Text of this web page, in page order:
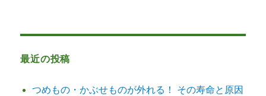
最近の投稿
つめもの・かぶせものが外れる！ その寿命と原因